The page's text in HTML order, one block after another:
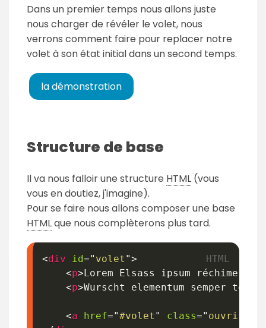
Dans un premier temps nous allons juste
nous charger de révéler le volet, nous
verrons comment faire pour replacer notre
volet à son état initial dans un second temps.
la démonstration
Structure de base
Il va nous falloir une structure HTML (vous
vous en doutiez, j'imagine).
Pour se faire nous allons composer une base
HTMLque nous complèterons plus tard.
<div id=" volet ">
<p> Lorem Elsass ipsum réchime
<p>Wurscht elementum semper
<a href="#volet " class=" ouvrir